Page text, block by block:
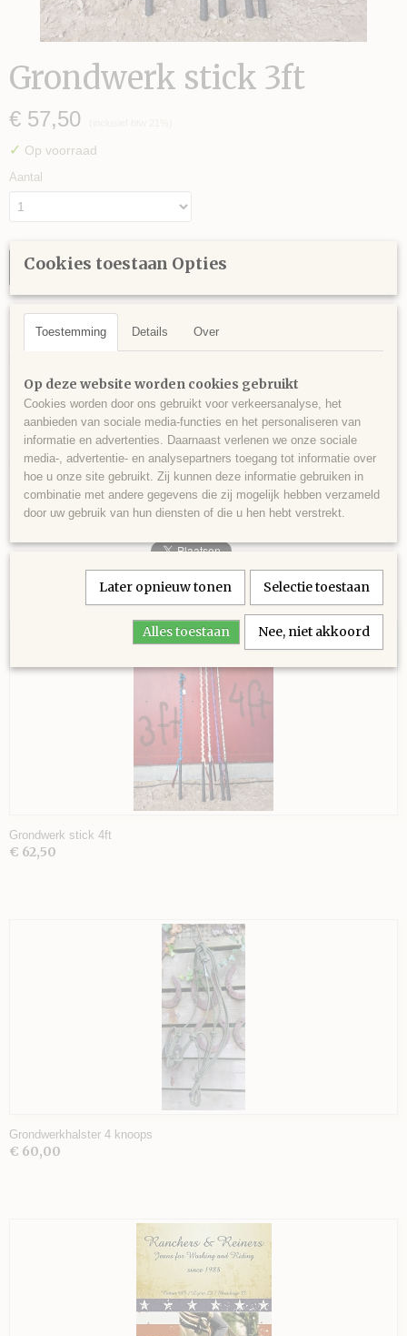
Grondwerk stick 3ft
€ 57,50
✓ Op voorraad
Aantal
IN WINKELWAGEN
Omschrijving
De grondwerk stick is kort en licht. Daarom ook makkelijk hanteerbaar.
De stick is 91 centimeter en de string 1,5 meter.
De stick en string zijn in diverse kleuren te bestellen, vraag naar de
mogelijkheden.
De stick van 3ft is de linker op de foto.
Ook interessant
Grondwerk stick 4ft
€ 62,50
Grondwerkhalster 4 knoops
€ 60,00
Cookies toestaan Opties
Toestemming Details Over
Op deze website worden cookies gebruikt
Cookies worden door ons gebruikt voor verkeersanalyse, het
aanbieden van sociale media-functies en het personaliseren van
informatie en advertenties. Daarnaast verlenen we onze sociale
media-, advertentie- en analysepartners toegang tot informatie over
hoe u onze site gebruikt. Zij kunnen deze informatie gebruiken in
combinatie met andere gegevens die zij mogelijk hebben verzameld
door uw gebruik van hun diensten of die u hen hebt verstrekt.
Later opnieuw tonen Selectie toestaan
Alles toestaan Nee, niet akkoord